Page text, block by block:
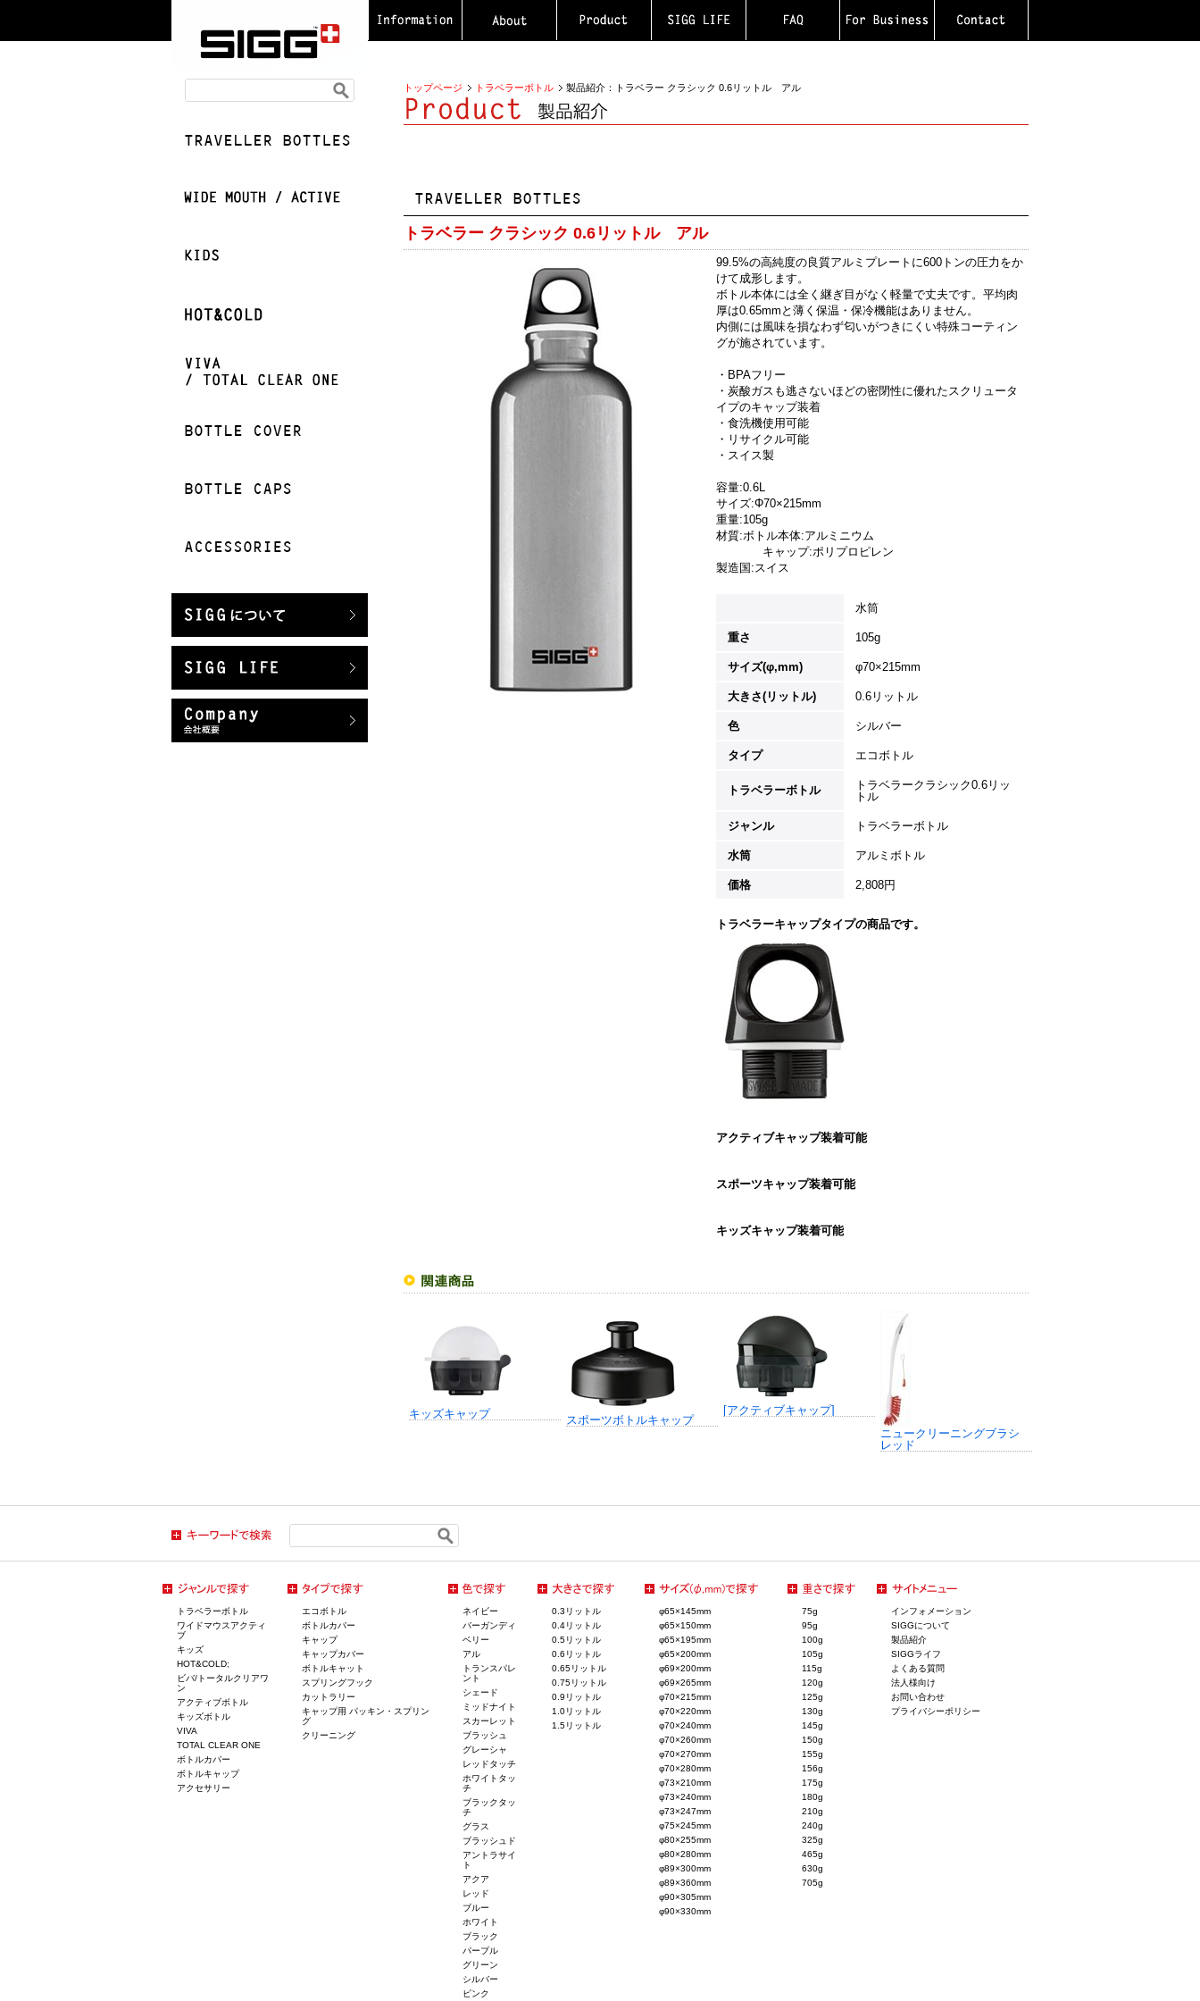
トップページ トラベラーボトル 製品紹介：トラベラー クラシック 0.6リットル アル
トラベラー クラシック 0.6リットル アル
99.5%の高純度の良質アルミプレートに600トンの圧力をか
けて成形します。
ボトル本体には全く継ぎ目がなく軽量で丈夫です。平均肉
厚は0.65mmと薄く保温・保冷機能はありません。
内側には風味を損なわず匂いがつきにくい特殊コーティン
グが施されています。
・BPAフリー
・炭酸ガスも逃さないほどの密閉性に優れたスクリュータ
イプのキャップ装着
・食洗機使用可能
・リサイクル可能
・スイス製
容量:0.6L
サイズ:Φ70×215mm
重量:105g
材質:ボトル本体:アルミニウム
キャップ:ポリプロピレン
製造国:スイス
水筒
重さ 105g
サイズ(φ,mm) φ70×215mm
大きさ(リットル) 0.6リットル
色 シルバー
タイプ エコボトル
トラベラーボトル
トラベラークラシック0.6リッ
トル
ジャンル トラベラーボトル
水筒 アルミボトル
価格 2,808円
トラベラーキャップタイプの商品です。
アクティブキャップ装着可能
スポーツキャップ装着可能
キッズキャップ装着可能
キッズキャップ スポーツボトルキャップ
[アクティブキャップ]
ニュークリーニングブラシ
レッド
トラベラーボトル
ワイドマウスアクティ
ブ
キッズ
HOT&COLD;
ビバ/トータルクリアワ
ン
アクティブボトル
キッズボトル
VIVA
TOTAL CLEAR ONE
ボトルカバー
ボトルキャップ
アクセサリー
エコボトル
ボトルカバー
キャップ
キャップカバー
ボトルキャット
スプリングフック
カットラリー
キャップ用 パッキン・スプリン
グ
クリーニング
ネイビー
バーガンディ
ベリー
アル
トランスパレ
ント
シェード
ミッドナイト
スカーレット
ブラッシュ
グレーシャ
レッドタッチ
ホワイトタッ
チ
ブラックタッ
チ
グラス
ブラッシュド
アントラサイ
ト
アクア
レッド
ブルー
ホワイト
ブラック
パープル
グリーン
シルバー
ピンク
0.3リットル
0.4リットル
0.5リットル
0.6リットル
0.65リットル
0.75リットル
0.9リットル
1.0リットル
1.5リットル
φ65×145mm
φ65×150mm
φ65×195mm
φ65×200mm
φ69×200mm
φ69×265mm
φ70×215mm
φ70×220mm
φ70×240mm
φ70×260mm
φ70×270mm
φ70×280mm
φ73×210mm
φ73×240mm
φ73×247mm
φ75×245mm
φ80×255mm
φ80×280mm
φ89×300mm
φ89×360mm
φ90×305mm
φ90×330mm
75g
95g
100g
105g
115g
120g
125g
130g
145g
150g
155g
156g
175g
180g
210g
240g
325g
465g
630g
705g
インフォメーション
SIGGについて
製品紹介
SIGGライフ
よくある質問
法人様向け
お問い合わせ
プライバシーポリシー